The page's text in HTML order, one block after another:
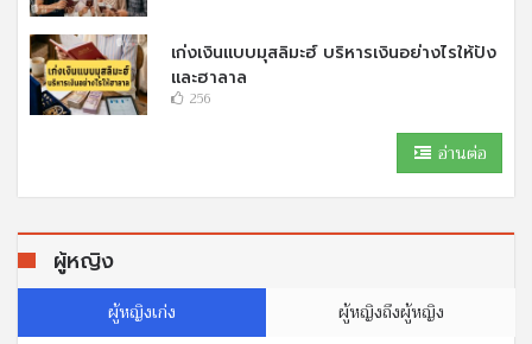
เก่งเงินแบบมุสลิมะฮ์ บริหารเงินอย่างไรให้ปัง
และฮาลาล
256
อ่านต่อ
ผู้หญิง
ผู้หญิงเก่ง ผู้หญิงถึงผู้หญิง